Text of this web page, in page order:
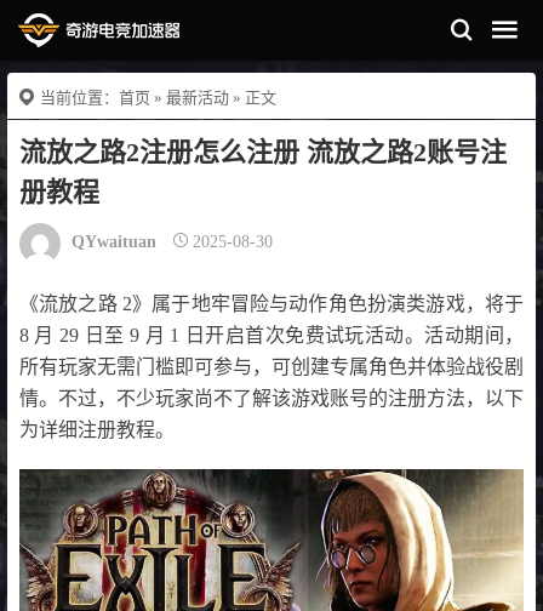
当前位置： 首页 » 最新活动 » 正文
流放之路2注册怎么注册 流放之路2账号注
册教程
QYwaituan 2025-08-30
《流放之路 2》属于地牢冒险与动作角色扮演类游戏，将于
8 月 29 日至 9 月 1 日开启首次免费试玩活动。活动期间，
所有玩家无需门槛即可参与，可创建专属角色并体验战役剧
情。不过，不少玩家尚不了解该游戏账号的注册方法，以下
为详细注册教程。